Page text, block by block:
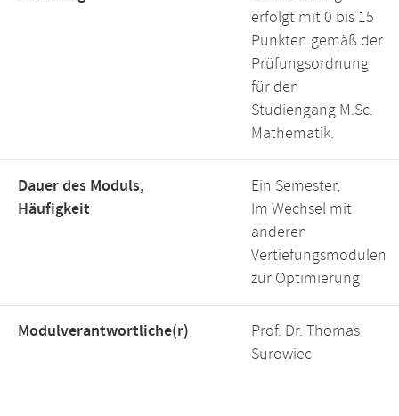
erfolgt mit 0 bis 15
Punkten gemäß der
Prüfungsordnung
für den
Studiengang M.Sc.
Mathematik.
Dauer des Moduls,
Häufigkeit
Ein Semester,
Im Wechsel mit
anderen
Vertiefungsmodulen
zur Optimierung
Modulverantwortliche(r)
Prof. Dr. Thomas
Surowiec